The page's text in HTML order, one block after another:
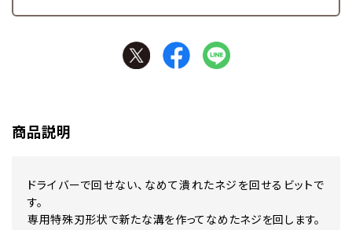
商品説明
ドライバーで回せない、なめて潰れたネジを回せるビットで
す。
専用特殊刃形状で新たな溝を作ってなめたネジを回します。